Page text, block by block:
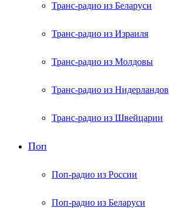
Транс-радио из Беларуси
Транс-радио из Израиля
Транс-радио из Молдовы
Транс-радио из Нидерландов
Транс-радио из Швейцарии
Поп
Поп-радио из России
Поп-радио из Беларуси